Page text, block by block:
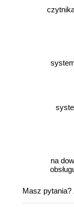
na
Masz pytania?